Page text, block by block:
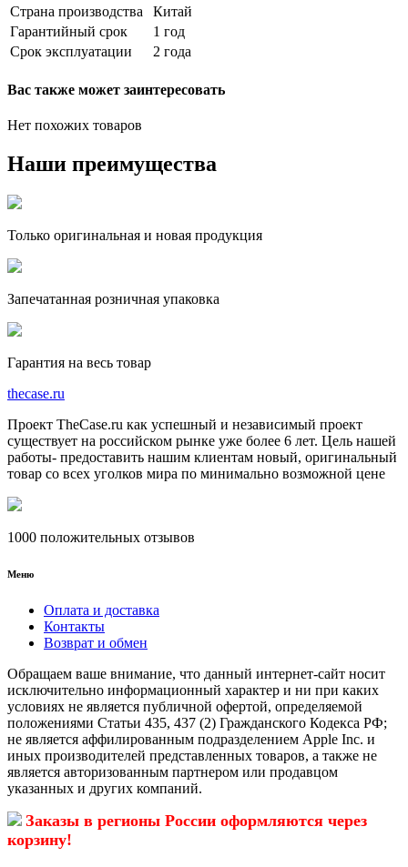
Страна производства
Китай
Гарантийный срок
1 год
Срок эксплуатации
2 года
Вас также может заинтересовать
Нет похожих товаров
Наши преимущества
Только оригинальная и новая продукция
Запечатанная розничная упаковка
Гарантия на весь товар
thecase.ru
Проект TheCase.ru как успешный и независимый проект
существует на российском рынке уже более 6 лет. Цель нашей
работы- предоставить нашим клиентам новый, оригинальный
товар со всех уголков мира по минимально возможной цене
1000 положительных отзывов
Меню
Оплата и доставка
Контакты
Возврат и обмен
Обращаем ваше внимание, что данный интернет-сайт носит
исключительно информационный характер и ни при каких
условиях не является публичной офертой, определяемой
положениями Статьи 435, 437 (2) Гражданского Кодекса РФ;
не является аффилированным подразделением Apple Inc. и
иных производителей представленных товаров, а также не
является авторизованным партнером или продавцом
указанных и других компаний.
Заказы в регионы России оформляются через
корзину!